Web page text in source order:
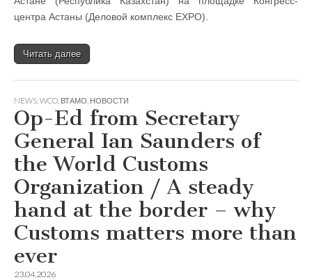
центра Астаны (Деловой комплекс EXPO).
Читать далее
NEWS WCO ВТАМО НОВОСТИ
Op-Ed from Secretary
General Ian Saunders of
the World Customs
Organization / A steady
hand at the border – why
Customs matters more than
ever
23.04.2026